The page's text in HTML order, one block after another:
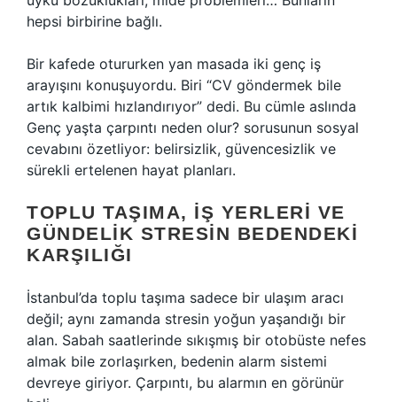
hepsi birbirine bağlı.
Bir kafede otururken yan masada iki genç iş
arayışını konuşuyordu. Biri “CV göndermek bile
artık kalbimi hızlandırıyor” dedi. Bu cümle aslında
Genç yaşta çarpıntı neden olur? sorusunun sosyal
cevabını özetliyor: belirsizlik, güvencesizlik ve
sürekli ertelenen hayat planları.
TOPLU TAŞIMA, IŞ YERLERI VE
GÜNDELIK STRESIN BEDENDEKI
KARŞILIĞI
İstanbul’da toplu taşıma sadece bir ulaşım aracı
değil; aynı zamanda stresin yoğun yaşandığı bir
alan. Sabah saatlerinde sıkışmış bir otobüste nefes
almak bile zorlaşırken, bedenin alarm sistemi
devreye giriyor. Çarpıntı, bu alarmın en görünür